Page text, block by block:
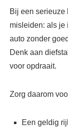
Bij een serieuze
misleiden: als je
auto zonder
Denk aan
voor opdraait.
Zorg daarom
Een geldig